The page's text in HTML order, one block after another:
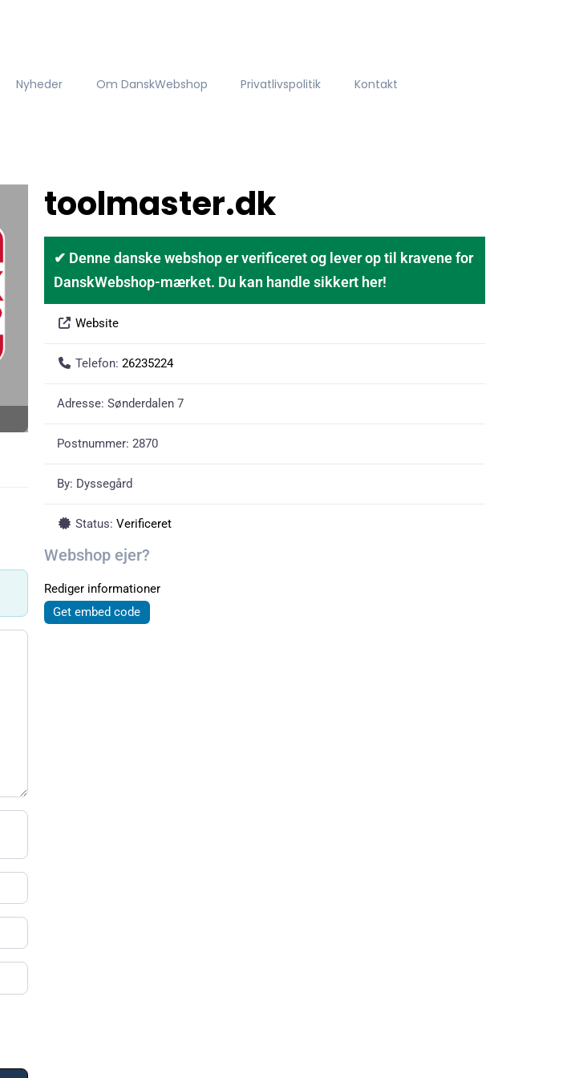
Nyheder Om DanskWebshop Privatlivspolitik Kontakt
toolmaster.dk
✔ Denne danske webshop er verificeret og lever op til kravene for
DanskWebshop-mærket. Du kan handle sikkert her!
Website
Telefon: 26235224
Adresse: Sønderdalen 7
Postnummer: 2870
By: Dyssegård
Status: Verificeret
Webshop ejer?
Rediger informationer
Get embed code